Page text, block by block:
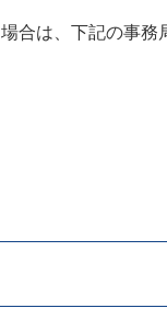
合は、下記の事務